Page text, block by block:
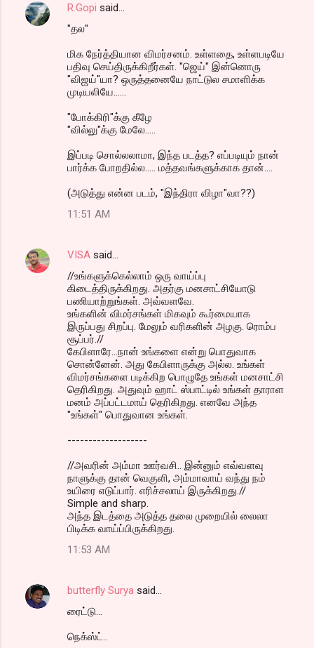
R.Gopi said…
"தல"
மிக நேர்த்தியான விமர்சனம். உள்ளதை, உள்ளபடியே
பதிவு செய்திருக்கிறீர்கள். "ஜெய்" இன்னொரு
"விஜய்"யா? ஒருத்தனையே நாட்டுல சமாளிக்க
முடியலியே......
"போக்கிரி"க்கு கீழே
"வில்லு"க்கு மேலே.....
இப்படி சொல்லலாமா, இந்த படத்த? எப்படியும் நான்
பார்க்க போறதில்ல..... மத்தவங்களுக்காக தான்....
(அடுத்து என்ன படம், "இந்திரா விழா"வா??)
11:51 AM
VISA said…
//உங்களுக்கெல்லாம் ஒரு வாய்ப்பு
கிடைத்திருக்கிறது. அதர்கு மனசாட்சியோடு
பணியாற்றுங்கள். அவ்வளவே.
உங்களின் விமர்சங்கள் மிகவும் கூர்மையாக
இருப்பது சிறப்பு. மேலும் வரிகளின் அழகு. ரொம்ப
சூப்பர்.//
கேபிளாரே...நான் உங்களை என்று பொதுவாக
சொன்னேன். அது கேபிளாருக்கு அல்ல. உங்கள்
விமர்சங்களை படிக்கிற பொழுதே உங்கள் மனசாட்சி
தெரிகிறது. அதுவும் ஹாட் ஸ்பாட்டில் உங்கள் தாராள
மனம் அப்பட்டமாய் தெரிகிறது. எனவே அந்த
"உங்கள்" பொதுவான உங்கள்.
-------------------
//அவரின் அம்மா ஊர்வசி.. இன்னும் எவ்வளவு
நாளுக்கு தான் வெகுளி, அம்மாவாய் வந்து நம்
உயிரை எடுப்பார். எரிச்சலாய் இருக்கிறது.//
Simple and sharp.
அந்த இடத்தை அடுத்த தலை முறையில் லைலா
பிடிக்க வாய்ப்பிருக்கிறது.
11:53 AM
butterfly Surya said…
ரைட்டு...
நெக்ஸ்ட்..